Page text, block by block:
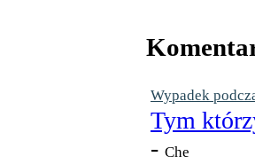
Wypadek
Tym
- Che